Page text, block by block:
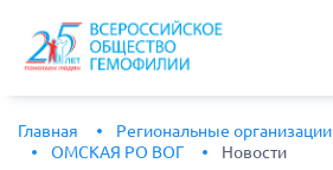
Главная Региональные организации
ОМСКАЯ РО ВОГ
Новости